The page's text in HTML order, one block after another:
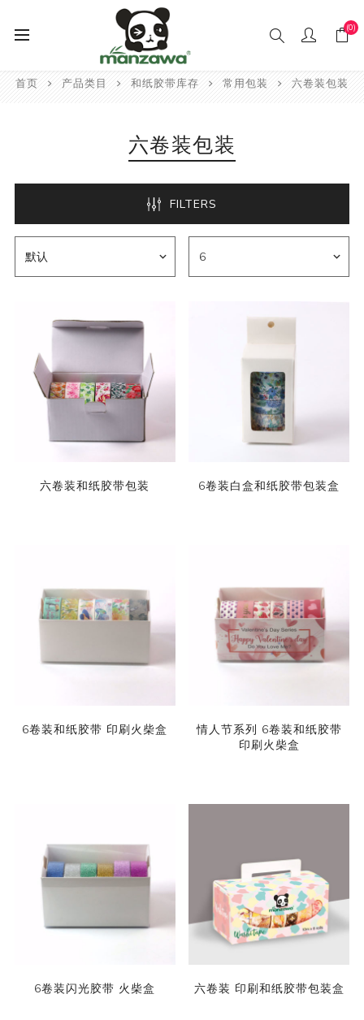
(0)
首页 产品类目 和纸胶带库存 常用包装 六卷装包装
六卷装包装
FILTERS
六卷装和纸胶带包装 6卷装白盒和纸胶带包装盒
6卷装和纸胶带 印刷火柴盒
情人节系列 6卷装和纸胶带
印刷火柴盒
6卷装闪光胶带 火柴盒 六卷装 印刷和纸胶带包装盒